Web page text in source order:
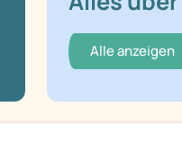
Alle anzeigen